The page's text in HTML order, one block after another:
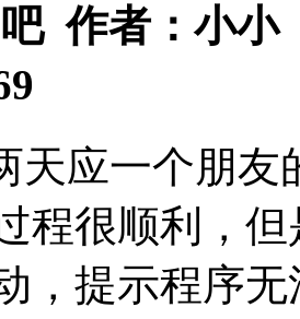
作者：小小
天应一个朋友
程很顺利，
，提示程序